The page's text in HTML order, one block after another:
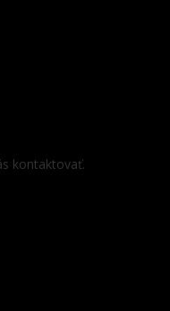
kontaktovať.